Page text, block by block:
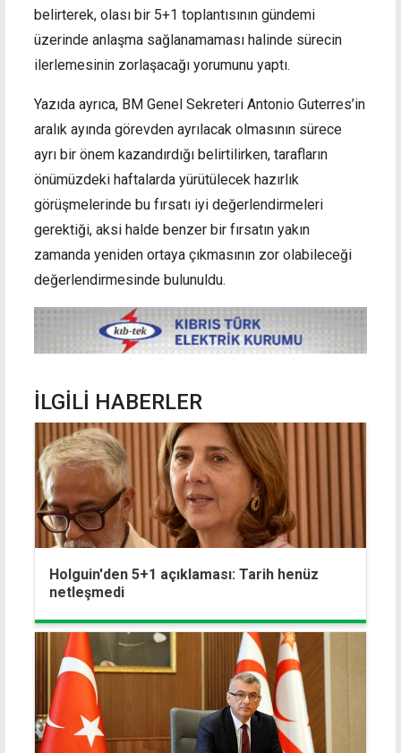
belirterek, olası bir 5+1 toplantısının gündemi
üzerinde anlaşma sağlanamaması halinde sürecin
ilerlemesinin zorlaşacağı yorumunu yaptı.
Yazıda ayrıca, BM Genel Sekreteri Antonio Guterres’in
aralık ayında görevden ayrılacak olmasının sürece
ayrı bir önem kazandırdığı belirtilirken, tarafların
önümüzdeki haftalarda yürütülecek hazırlık
görüşmelerinde bu fırsatı iyi değerlendirmeleri
gerektiği, aksi halde benzer bir fırsatın yakın
zamanda yeniden ortaya çıkmasının zor olabileceği
değerlendirmesinde bulunuldu.
İLGİLİ HABERLER
Holguin'den 5+1 açıklaması: Tarih henüz
netleşmedi